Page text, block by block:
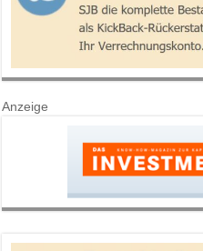
Anzeige